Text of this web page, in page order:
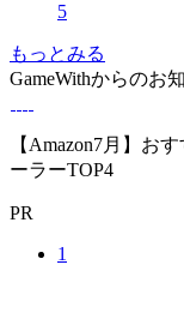
5
もっとみる
GameWithからのお
【Amazon7月】お
ーラーTOP4
PR
1